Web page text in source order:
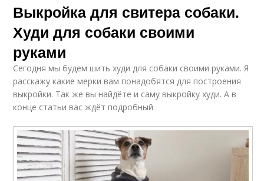
Выкройка для свитера собаки.
Худи для собаки своими
руками
Сегодня мы будем шить худи для собаки своими руками. Я
расскажу какие мерки вам понадобятся для построения
выкройки. Так же вы найдёте и саму выкройку худи. А в
конце статьи вас ждёт подробный